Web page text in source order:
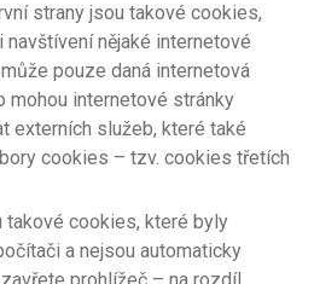
strany jsou takové cookies,
nějaké internetové
pouze daná internetová
mohou internetové stránky
externích služeb, které také
cookies – tzv. cookies třetích
takové cookies, které byly
a nejsou automaticky